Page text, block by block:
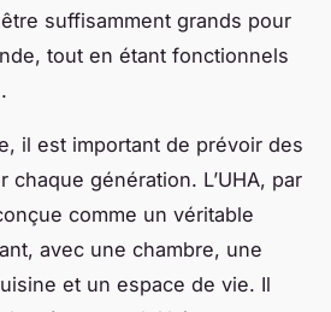
suffisamment grands pour
tout en étant fonctionnels
il est important de prévoir des
chaque génération. L’UHA, par
comme un véritable
avec une chambre, une
et un espace de vie. Il